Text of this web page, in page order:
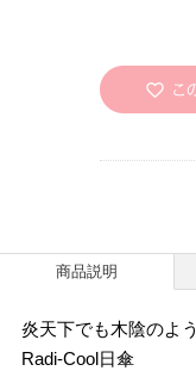
商品説明
炎天下でも木陰のよ
Radi-Cool日傘